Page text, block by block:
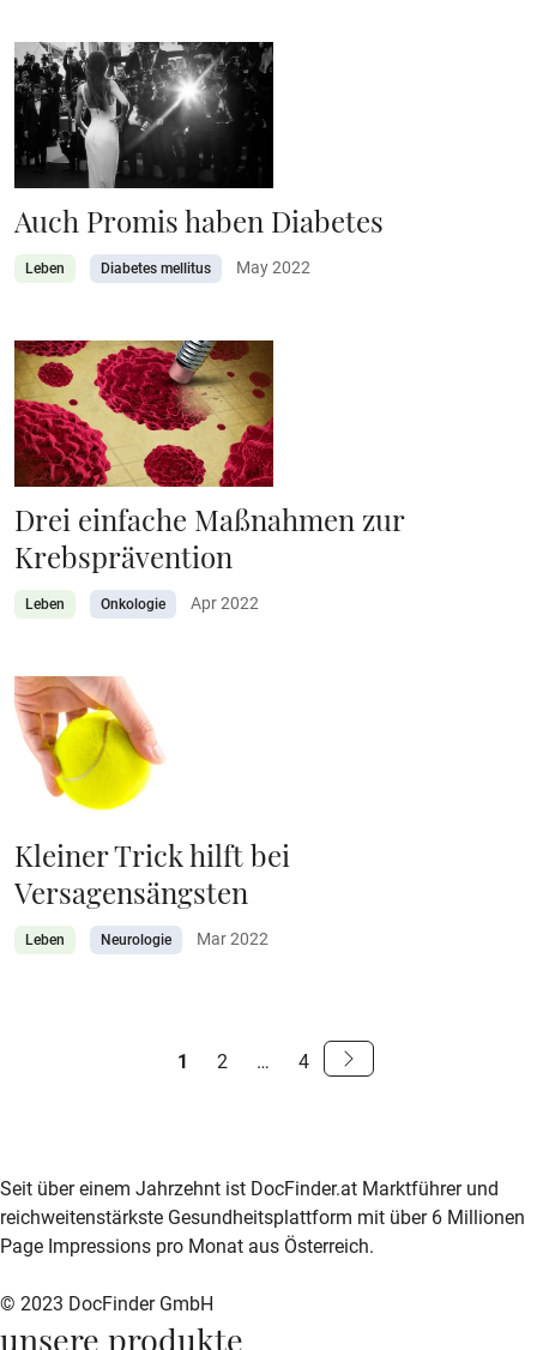
Auch Promis haben Diabetes
Leben Diabetes mellitus May 2022
Drei einfache Maßnahmen zur
Krebsprävention
Leben Onkologie Apr 2022
Kleiner Trick hilft bei
Versagensängsten
Leben Neurologie Mar 2022
e
n
a
1 2 … 4
Weiter
zur DocFinder-Startseite
logo icon
Seit über einem Jahrzehnt ist DocFinder.at Marktführer und
reichweitenstärkste Gesundheitsplattform mit über 6 Millionen
Page Impressions pro Monat aus Österreich.
© 2023 DocFinder GmbH
unsere produkte